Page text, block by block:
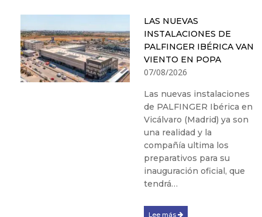
LAS NUEVAS
INSTALACIONES DE
PALFINGER IBÉRICA VAN
VIENTO EN POPA
07/08/2026
Las nuevas instalaciones
de PALFINGER Ibérica en
Vicálvaro (Madrid) ya son
una realidad y la
compañía ultima los
preparativos para su
inauguración oficial, que
tendrá…
Lee más